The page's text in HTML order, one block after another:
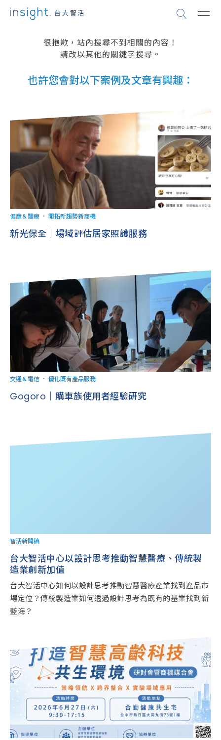
很抱歉，站內搜尋不到相關的內容！
請改以其他的關鍵字搜尋。
也許您會對以下案例及文章有興趣：
健康＆醫療 ． 開拓新趨勢新商機
新光保全｜場域評估居家照護服務
交通＆電信 ． 優化既有產品服務
Gogoro｜購車族使用者經驗研究
智活新聞稿
台大智活中心以設計思考推動智慧醫療、傳統製
造業創新加值
台大智活中心如何以設計思考推動智慧醫療產業找到產品市
場定位？傳統製造業如何透過設計思考為既有的基業找到新
藍海？